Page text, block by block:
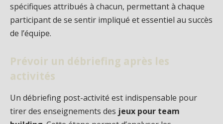
spécifiques attribués à chacun, permettant à chaque
participant de se sentir impliqué et essentiel au succès
de l’équipe.
Prévoir un débriefing après les
activités
Un débriefing post-activité est indispensable pour
tirer des enseignements des jeux pour team